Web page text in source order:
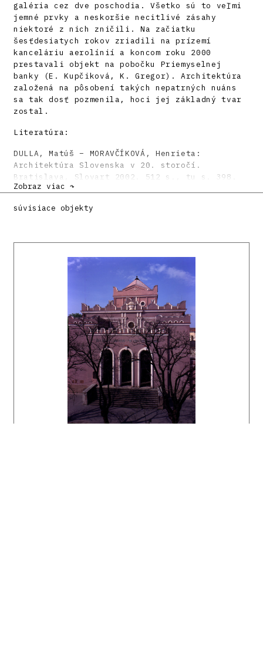
galéria cez dve poschodia. Všetko sú to veľmi
jemné prvky a neskoršie necitlivé zásahy
niektoré z nich zničili. Na začiatku
šesťdesiatych rokov zriadili na prízemí
kanceláriu aerolínií a koncom roku 2000
prestavali objekt na pobočku Priemyselnej
banky (E. Kupčiková, K. Gregor). Architektúra
založená na pôsobení takých nepatrných nuáns
sa tak dosť pozmenila, hoci jej základný tvar
zostal.
Literatúra:
DULLA, Matúš – MORAVČÍKOVÁ, Henrieta:
Architektúra Slovenska v 20. storočí.
Bratislava, Slovart 2002. 512 s., tu s. 398.
Zobraz viac ↷
súvisiace objekty